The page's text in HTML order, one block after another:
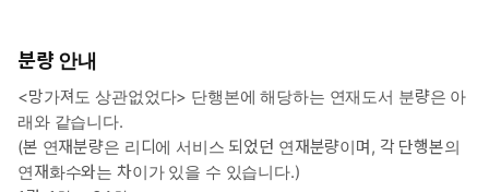
분량 안내
<망가져도 상관없었다> 단행본에 해당하는 연재도서 분량은 아
래와 같습니다.
(본 연재분량은 리디에 서비스 되었던 연재분량이며, 각 단행본의
연재화수와는 차이가 있을 수 있습니다.)